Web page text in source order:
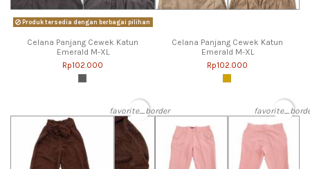
Produk tersedia dengan berbagai pilihan
Celana Panjang Cewek Katun
Emerald M-XL
Rp102.000
Celana Panjang Cewek Katun
Emerald M-XL
Rp102.000
favorite_border